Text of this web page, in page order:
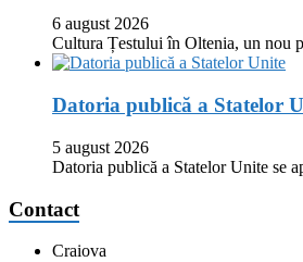
6 august 2026
Cultura Țestului în Oltenia, un nou
Datoria publică a Statelor
5 august 2026
Datoria publică a Statelor Unite se
Contact
Craiova